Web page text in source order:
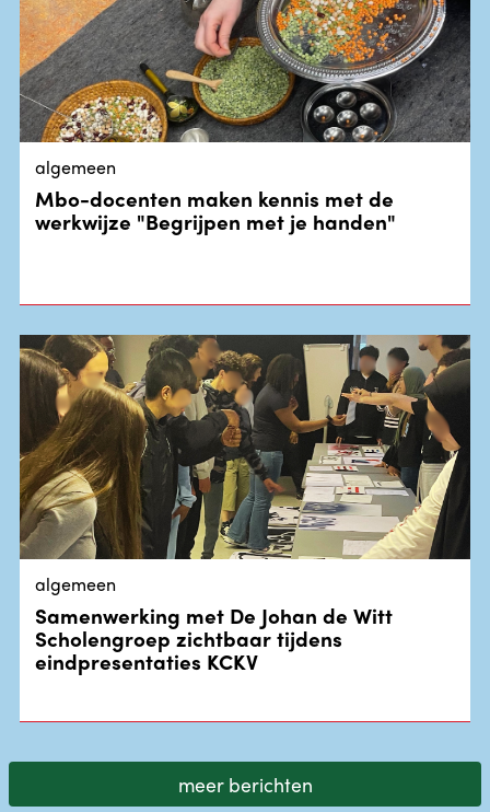
algemeen
Mbo-docenten maken kennis met de
werkwijze "Begrijpen met je handen"
algemeen
Samenwerking met De Johan de Witt
Scholengroep zichtbaar tijdens
eindpresentaties KCKV
meer berichten